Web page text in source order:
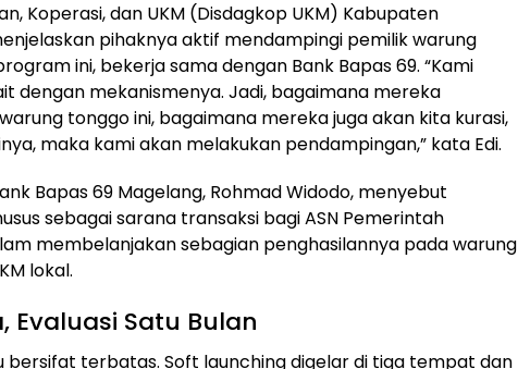
Koperasi, dan UKM (Disdagkop UKM) Kabupaten
pihaknya aktif mendampingi pemilik warung
ini, bekerja sama dengan Bank Bapas 69. “Kami
dengan mekanismenya. Jadi, bagaimana mereka
tonggo ini, bagaimana mereka juga akan kita kurasi,
maka kami akan melakukan pendampingan,” kata Edi.
Bapas 69 Magelang, Rohmad Widodo, menyebut
sebagai sarana transaksi bagi ASN Pemerintah
membelanjakan sebagian penghasilannya pada warung
lokal.
Evaluasi Satu Bulan
bersifat terbatas. Soft launching digelar di tiga tempat dan